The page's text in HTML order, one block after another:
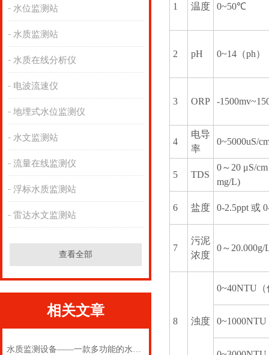
水位监测站
水质监测站
水质在线分析仪
电波流速仪
地埋式水位监测仪
水文监测站
流量在线监测仪
浮标水质监测站
雷达水文监测站
查看全部
相关文章
水质监测设备——一款多功能的水质ph电导率2025(万象推送)
1 温度 0~50℃
2 pH 0~14（ph）
3 ORP -
4
电导
率
0~5000uS/
5 TDS
0～20 μS/
mg/L)
6 盐度 0-2.5ppt 或
7
污泥
浓度
0～20.000g/
8 浊度
0~40NTU